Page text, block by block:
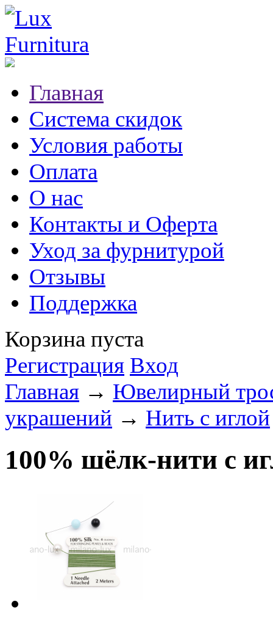
Главная
Система скидок
Условия работы
Оплата
О нас
Контакты и Оферта
Уход за фурнитурой
Отзывы
Поддержка
Корзина пуста
Регистрация Вход
Главная → Ювелирный
украшений → Нить с иглой
100% шёлк-нити с